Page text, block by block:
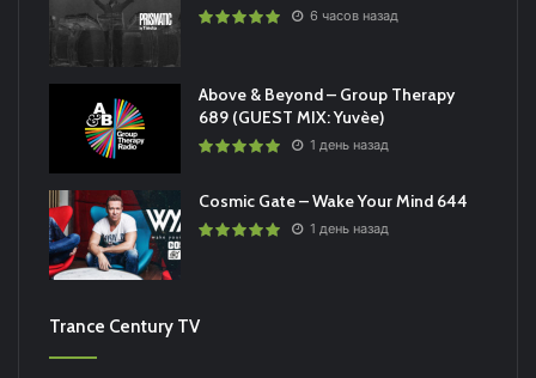
6 часов назад
Above & Beyond – Group Therapy
689 (GUEST MIX: Yuvèe)
1 день назад
Cosmic Gate – Wake Your Mind 644
1 день назад
Trance Century TV